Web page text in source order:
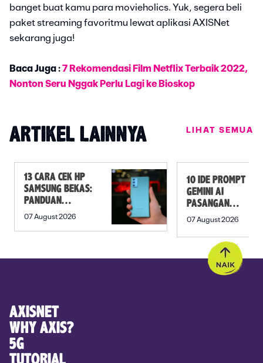
banget buat kamu para movieholics. Yuk, segera beli
paket streaming favoritmu lewat aplikasi AXISNet
sekarang juga!
Baca Juga :7 Rekomendasi Film Netflix Terbaik 2022,
Nonton Seru Nggak Perlu Lagi ke Bioskop
ARTIKEL LAINNYA LIHAT SEMUA
13 CARA CEK HP
SAMSUNG BEKAS:
PANDUAN
SEBELUM
07 August 2026
10 IDE PROMPT
GEMINI AI
PASANGAN
PREWEDDING
07 August 2026
AXISNET
WHY AXIS?
5G
TUTORIAL